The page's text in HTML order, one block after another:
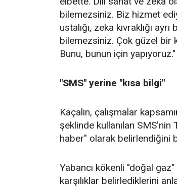
bilemezsiniz. Biz hizmet
ustalığı, zeka kıvraklığı
bilemezsiniz. Çok güzel bir
Bunu, bunun için yapıyoruz."
"SMS" yerine "kısa bilgi"
Kaçalin, çalışmalar
şeklinde kullanılan SMS'nin
haber" olarak belirlendiğini
Yabancı kökenli "doğal
karşılıklar belirlediklerini